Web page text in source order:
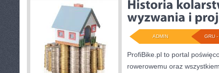
GRU
ADMIN
ProfiBike.pl to portal
rowerowemu oraz